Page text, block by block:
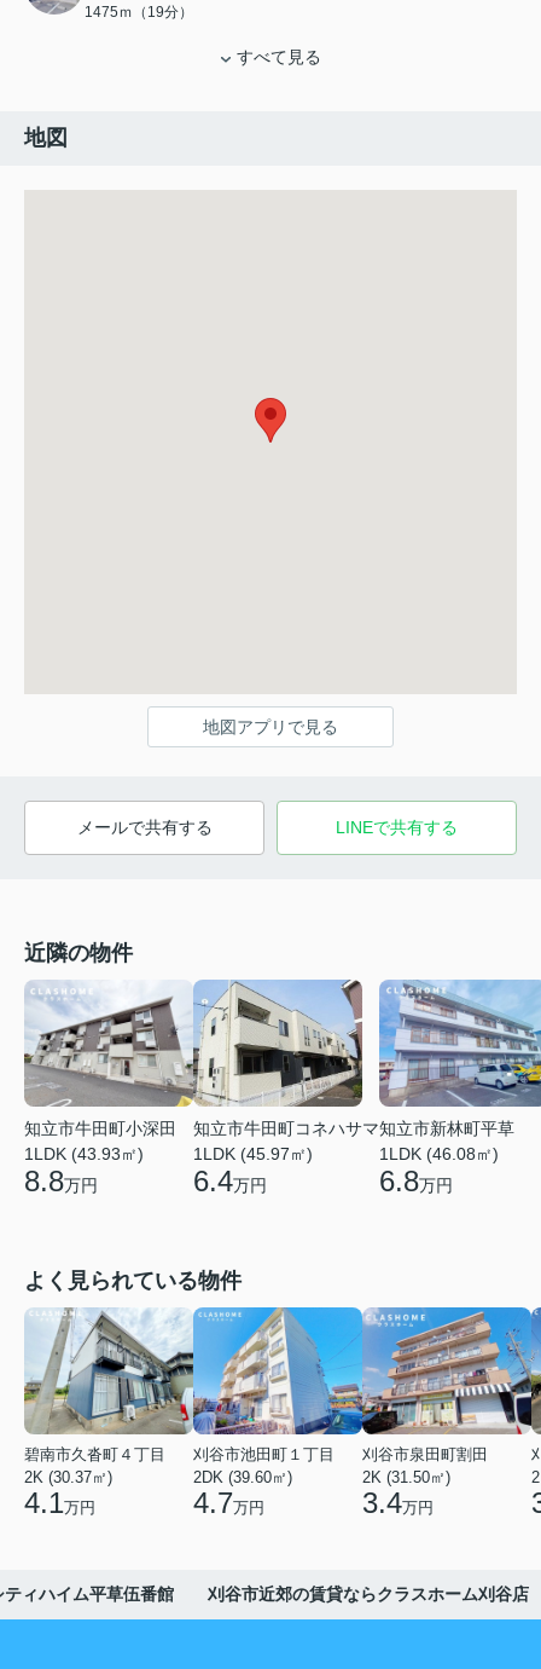
1475ｍ（19分）
すべて見る
地図
地図アプリで見る
メールで共有する LINEで共有する
近隣の物件
知立市牛田町小深田
1LDK (43.93㎡)
8.8万円
知立市牛田町コネハサマ
1LDK (45.97㎡)
6.4万円
知立市新林町平草
1LDK (46.08㎡)
6.8万円
よく見られている物件
碧南市久沓町４丁目
2K (30.37㎡)
4.1万円
刈谷市池田町１丁目
2DK (39.60㎡)
4.7万円
刈谷市泉田町割田
2K (31.50㎡)
3.4万円
ティハイム平草伍番館 刈谷市近郊の賃貸ならクラスホーム刈谷店